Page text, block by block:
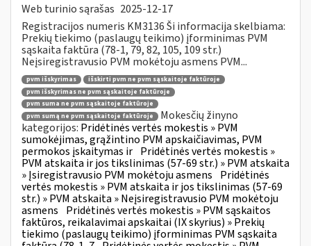
Web turinio sąrašas 2025-12-17
Registracijos numeris KM3136 Ši informacija skelbiama:
Prekių tiekimo (paslaugų teikimo) įforminimas PVM
sąskaita faktūra (78-1, 79, 82, 105, 109 str.)
Neįsiregistravusio PVM mokėtoju asmens PVM...
pvm išskyrimas
išskirti pvm ne pvm sąskaitoje faktūroje
pvm išskyrimas ne pvm sąskaitoje faktūroje
pvm suma ne pvm sąskaitoje faktūroje
pvm sumą ne pvm sąskaitoje faktūroje
Mokesčių žinyno
kategorijos: Pridėtinės vertės mokestis » PVM
sumokėjimas, grąžintino PVM apskaičiavimas, PVM
permokos įskaitymas ir Pridėtinės vertės mokestis »
PVM atskaita ir jos tikslinimas (57-69 str.) » PVM atskaita
» Įsiregistravusio PVM mokėtoju asmens Pridėtinės
vertės mokestis » PVM atskaita ir jos tikslinimas (57-69
str.) » PVM atskaita » Neįsiregistravusio PVM mokėtoju
asmens Pridėtinės vertės mokestis » PVM sąskaitos
faktūros, reikalavimai apskaitai (IX skyrius) » Prekių
tiekimo (paslaugų teikimo) įforminimas PVM sąskaita